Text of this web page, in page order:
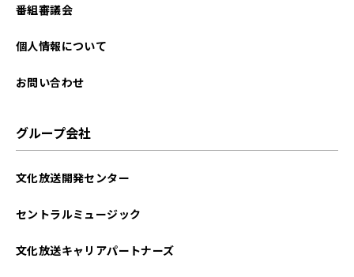
番組審議会
個人情報について
お問い合わせ
グループ会社
文化放送開発センター
セントラルミュージック
文化放送キャリアパートナーズ